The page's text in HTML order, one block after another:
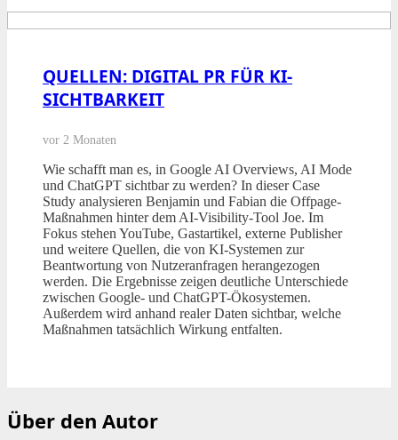
QUELLEN: DIGITAL PR FÜR KI-
SICHTBARKEIT
vor 2 Monaten
Wie schafft man es, in Google AI Overviews, AI Mode
und ChatGPT sichtbar zu werden? In dieser Case
Study analysieren Benjamin und Fabian die Offpage-
Maßnahmen hinter dem AI-Visibility-Tool Joe. Im
Fokus stehen YouTube, Gastartikel, externe Publisher
und weitere Quellen, die von KI-Systemen zur
Beantwortung von Nutzeranfragen herangezogen
werden. Die Ergebnisse zeigen deutliche Unterschiede
zwischen Google- und ChatGPT-Ökosystemen.
Außerdem wird anhand realer Daten sichtbar, welche
Maßnahmen tatsächlich Wirkung entfalten.
Über den Autor